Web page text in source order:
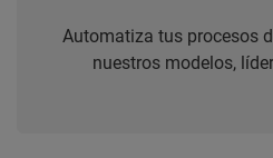
Automatiza tus procesos
nuestros modelos,